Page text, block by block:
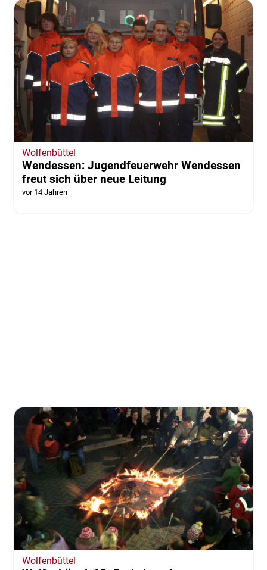
Wolfenbüttel
Wendessen: Jugendfeuerwehr Wendessen
freut sich über neue Leitung
vor 14 Jahren
Wolfenbüttel